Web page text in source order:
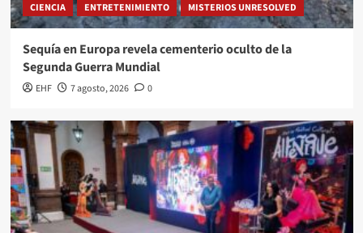
CIENCIA ENTRETENIMIENTO MISTERIOS UNRESOLVED
Sequía en Europa revela cementerio oculto de la
Segunda Guerra Mundial
EHF 7 agosto, 2026 0